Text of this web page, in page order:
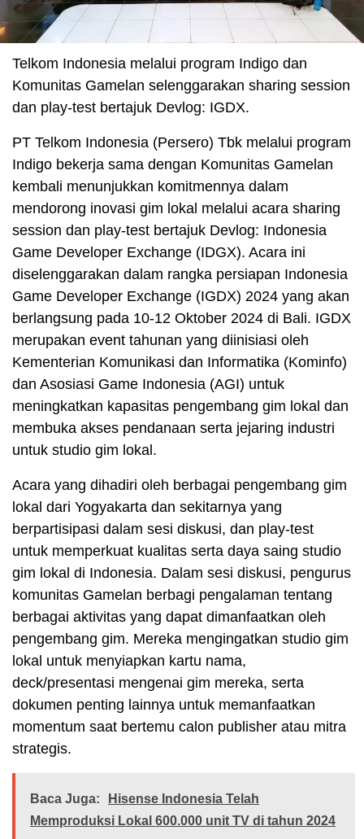
Telkom Indonesia melalui program Indigo dan
Komunitas Gamelan selenggarakan sharing session
dan play-test bertajuk Devlog: IGDX.
PT Telkom Indonesia (Persero) Tbk melalui program
Indigo bekerja sama dengan Komunitas Gamelan
kembali menunjukkan komitmennya dalam
mendorong inovasi gim lokal melalui acara sharing
session dan play-test bertajuk Devlog: Indonesia
Game Developer Exchange (IDGX). Acara ini
diselenggarakan dalam rangka persiapan Indonesia
Game Developer Exchange (IGDX) 2024 yang akan
berlangsung pada 10-12 Oktober 2024 di Bali. IGDX
merupakan event tahunan yang diinisiasi oleh
Kementerian Komunikasi dan Informatika (Kominfo)
dan Asosiasi Game Indonesia (AGI) untuk
meningkatkan kapasitas pengembang gim lokal dan
membuka akses pendanaan serta jejaring industri
untuk studio gim lokal.
Acara yang dihadiri oleh berbagai pengembang gim
lokal dari Yogyakarta dan sekitarnya yang
berpartisipasi dalam sesi diskusi, dan play-test
untuk memperkuat kualitas serta daya saing studio
gim lokal di Indonesia. Dalam sesi diskusi, pengurus
komunitas Gamelan berbagi pengalaman tentang
berbagai aktivitas yang dapat dimanfaatkan oleh
pengembang gim. Mereka mengingatkan studio gim
lokal untuk menyiapkan kartu nama,
deck/presentasi mengenai gim mereka, serta
dokumen penting lainnya untuk memanfaatkan
momentum saat bertemu calon publisher atau mitra
strategis.
Baca Juga:
Hisense Indonesia Telah
Memproduksi Lokal 600.000 unit TV di tahun 2024